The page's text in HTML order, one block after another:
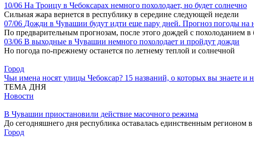
10/06 На Троицу в Чебоксарах немного похолодает, но будет солнечно
Сильная жара вернется в республику в середине следующей недели
07/06 Дожди в Чувашии будут идти еще пару дней. Прогноз погоды на
По предварительным прогнозам, после этого дождей с похолоданием
03/06 В выходные в Чувашии немного похолодает и пройдут дожди
Но погода по-прежнему останется по летнему теплой и солнечной
Город
Чьи имена носят улицы Чебоксар? 15 названий, о которых вы знаете и
ТЕМА ДНЯ
Новости
В Чувашии приостановили действие масочного режима
До сегодняшнего дня республика оставалась единственным
Город